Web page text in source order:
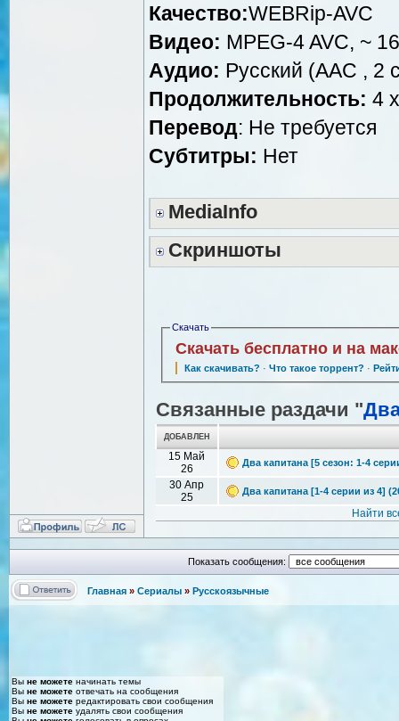
Качество:WEBRip-AVC
Видео: MPEG-4 AVC, ~
Аудио: Русский (AAC , 2
Продолжительность: 4
Перевод: Не требуется
Субтитры: Нет
MediaInfo
Скриншоты
Скачать
Скачать бесплатно и на
Как скачивать? · Что такое торрент? ·
Связанные раздачи "
ДОБАВЛЕН
15 Май
26
Два капитана [5 сезон: 1-4
30 Апр
25
Два капитана [1-4 серии из 4]
Найти
Показать сообщения:
Главная » Сериалы » Русскоязычные
Вы не можете начинать темы
Вы не можете отвечать на сообщения
Вы не можете редактировать свои сообщения
Вы не можете удалять свои сообщения